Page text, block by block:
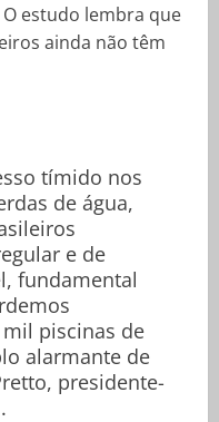
estudo lembra que
ainda não têm
tímido nos
de água,
e de
fundamental
piscinas de
alarmante de
presidente-